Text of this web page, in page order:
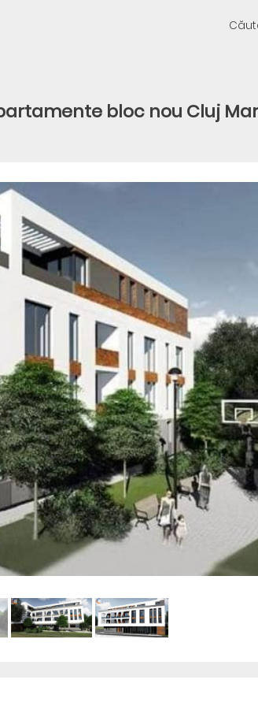
bloc nou Cluj